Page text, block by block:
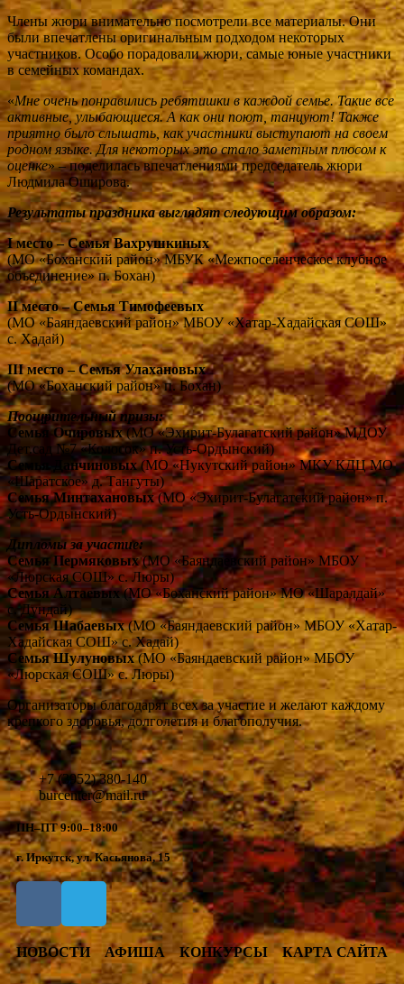
Члены жюри внимательно посмотрели все материалы. Они
были впечатлены оригинальным подходом некоторых
участников. Особо порадовали жюри, самые юные участники
в семейных командах.
«Мне очень понравились ребятишки в каждой семье. Такие все
активные, улыбающиеся. А как они поют, танцуют! Также
приятно было слышать, как участники выступают на своем
родном языке. Для некоторых это стало заметным плюсом к
оценке» – поделилась впечатлениями председатель жюри
Людмила Оширова.
Результаты праздника выглядят следующим образом:
I место – Семья Вахрушкиных
(МО «Боханский район» МБУК «Межпоселенческое клубное
объединение» п. Бохан)
II место – Семья Тимофеевых
(МО «Баяндаевский район» МБОУ «Хатар-Хадайская СОШ»
с. Хадай)
III место – Семья Улахановых
(МО «Боханский район» п. Бохан)
Поощрительный призы:
Семья Очировых(МО «Эхирит-Булагатский район» МДОУ
Дет.сад №7 «Колосок» п. Усть-Ордынский)
Семья Данчиновых(МО «Нукутский район» МКУ КДЦ МО
«Шаратское» д. Тангуты)
Семья Минтахановых(МО «Эхирит-Булагатский район» п.
Усть-Ордынский)
Дипломы за участие:
Семья Пермяковых(МО «Баяндаевский район» МБОУ
«Люрская СОШ» с. Люры)
Семья Алтаевых(МО «Боханский район» МО «Шаралдай»
с. Дундай)
Семья Шабаевых(МО «Баяндаевский район» МБОУ «Хатар-
Хадайская СОШ» с. Хадай)
Семья Шулуновых(МО «Баяндаевский район» МБОУ
«Люрская СОШ» с. Люры)
Организаторы благодарят всех за участие и желают каждому
крепкого здоровья, долголетия и благополучия.
+7 (3952) 380-140
burcenter@mail.ru
ПН–ПТ 9:00–18:00
г. Иркутск, ул. Касьянова, 15
НОВОСТИ АФИША КОНКУРСЫ КАРТА САЙТА